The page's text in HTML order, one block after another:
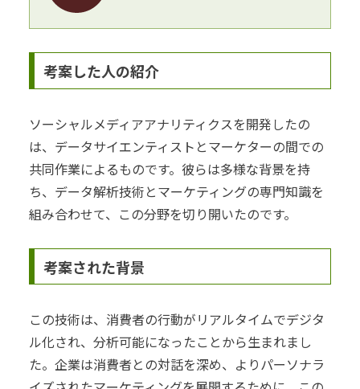
考案した人の紹介
ソーシャルメディアアナリティクスを開発したの
は、データサイエンティストとマーケターの間での
共同作業によるものです。彼らは多様な背景を持
ち、データ解析技術とマーケティングの専門知識を
組み合わせて、この分野を切り開いたのです。
考案された背景
この技術は、消費者の行動がリアルタイムでデジタ
ル化され、分析可能になったことから生まれまし
た。企業は消費者との対話を深め、よりパーソナラ